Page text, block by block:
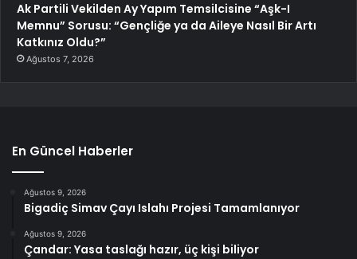
Ak Partili Vekilden Ay Yapım Temsilcisine “Aşk-I
Memnu” Sorusu: “Gençliğe ya da Aileye Nasıl Bir Artı
Katkınız Oldu?”
Ağustos 7, 2026
En Güncel Haberler
Ağustos 9, 2026
Bigadiç Simav Çayı Islahı Projesi Tamamlanıyor
Ağustos 9, 2026
Çandar: Yasa taslağı hazır, üç kişi biliyor